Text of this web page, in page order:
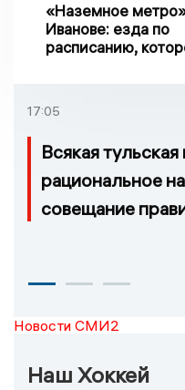
«Наземное
Иванове: езда по
расписанию,
17:05
Всякая
рациональное
совещание
Новости СМИ2
Наш Хоккей